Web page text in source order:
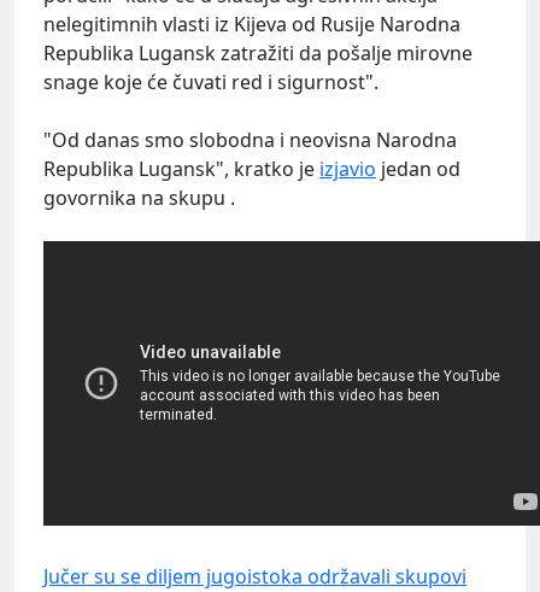
nelegitimnih vlasti iz Kijeva od Rusije Narodna
Republika Lugansk zatražiti da pošalje mirovne
snage koje će čuvati red i sigurnost".
"Od danas smo slobodna i neovisna Narodna
Republika Lugansk", kratko je izjavio jedan od
govornika na skupu .
Jučer su se diljem jugoistoka održavali skupovi